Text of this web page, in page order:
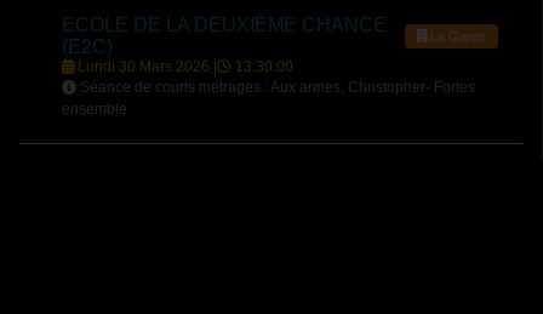
ECOLE DE LA DEUXIÈME CHANCE
(E2C)
La Garde
Lundi 30 Mars 2026 |
13:30:00
Séance de courts métrages : Aux armes, Christopher- Fortes
ensemble